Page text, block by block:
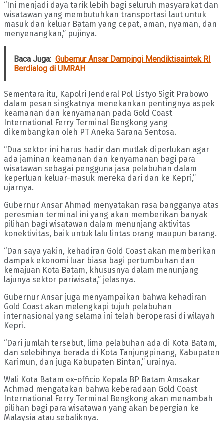
“Ini menjadi daya tarik lebih bagi seluruh masyarakat dan
wisatawan yang membutuhkan transportasi laut untuk
masuk dan keluar Batam yang cepat, aman, nyaman, dan
menyenangkan,” pujinya.
Baca Juga: Gubernur Ansar Dampingi Mendiktisaintek RI
Berdialog di UMRAH
Sementara itu, Kapolri Jenderal Pol Listyo Sigit Prabowo
dalam pesan singkatnya menekankan pentingnya aspek
keamanan dan kenyamanan pada Gold Coast
International Ferry Terminal Bengkong yang
dikembangkan oleh PT Aneka Sarana Sentosa.
“Dua sektor ini harus hadir dan mutlak diperlukan agar
ada jaminan keamanan dan kenyamanan bagi para
wisatawan sebagai pengguna jasa pelabuhan dalam
keperluan keluar-masuk mereka dari dan ke Kepri,”
ujarnya.
Gubernur Ansar Ahmad menyatakan rasa bangganya atas
peresmian terminal ini yang akan memberikan banyak
pilihan bagi wisatawan dalam menunjang aktivitas
konektivitas, baik untuk lalu lintas orang maupun barang.
“Dan saya yakin, kehadiran Gold Coast akan memberikan
dampak ekonomi luar biasa bagi pertumbuhan dan
kemajuan Kota Batam, khususnya dalam menunjang
lajunya sektor pariwisata,” jelasnya.
Gubernur Ansar juga menyampaikan bahwa kehadiran
Gold Coast akan melengkapi tujuh pelabuhan
internasional yang selama ini telah beroperasi di wilayah
Kepri.
“Dari jumlah tersebut, lima pelabuhan ada di Kota Batam,
dan selebihnya berada di Kota Tanjungpinang, Kabupaten
Karimun, dan juga Kabupaten Bintan,” urainya.
Wali Kota Batam ex-officio Kepala BP Batam Amsakar
Achmad mengatakan bahwa keberadaan Gold Coast
International Ferry Terminal Bengkong akan menambah
pilihan bagi para wisatawan yang akan bepergian ke
Malaysia atau sebaliknya.